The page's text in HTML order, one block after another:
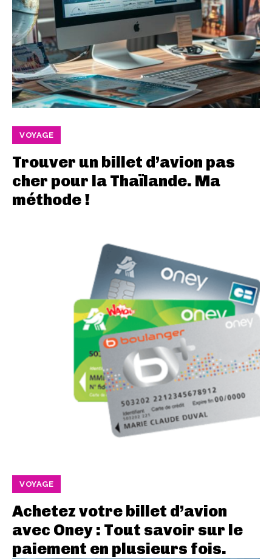
VOYAGE
Trouver un billet d’avion pas
cher pour la Thaïlande. Ma
méthode !
VOYAGE
Achetez votre billet d’avion
avec Oney : Tout savoir sur le
paiement en plusieurs fois.